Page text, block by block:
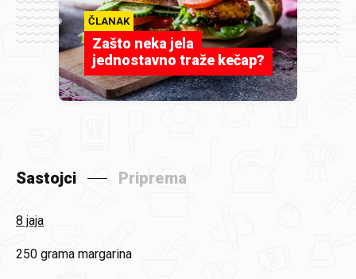
ČLANAK
Zašto neka jela
jednostavno traže kečap?
Sastojci Priprema
8 jaja
250 grama margarina